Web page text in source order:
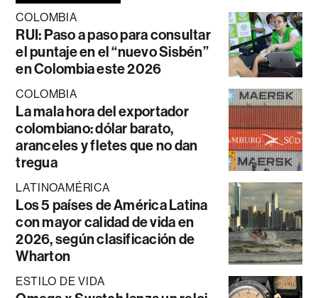
COLOMBIA
RUI: Paso a paso para consultar
el puntaje en el “nuevo Sisbén”
en Colombia este 2026
COLOMBIA
La mala hora del exportador
colombiano: dólar barato,
aranceles y fletes que no dan
tregua
LATINOAMÉRICA
Los 5 países de América Latina
con mayor calidad de vida en
2026, según clasificación de
Wharton
ESTILO DE VIDA